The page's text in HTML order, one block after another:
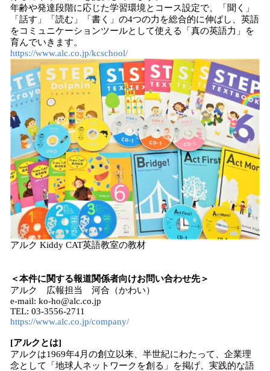
年齢や発達段階に応じた学習環境とコース設定で、「聞く」
「話す」「読む」「書く」の4つの力を総合的に伸ばし、英語
をコミュニケーションツールとして使える「真の英語力」を
育んでいきます。
https://www.alc.co.jp/kcschool/
アルク Kiddy CAT英語教室の教材
＜本件に関する報道関係者向けお問い合わせ先＞
アルク 広報担当 河合（かわい）
e-mail: ko-ho@alc.co.jp
TEL: 03-3556-2711
https://www.alc.co.jp/company/
[アルクとは]
アルクは1969年4月の創立以来、半世紀にわたって、企業理
念として「地球人ネットワークを創る」を掲げ、実践的な語